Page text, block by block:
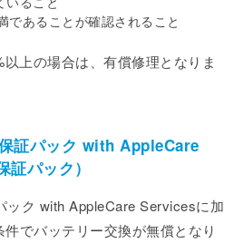
であることが確認されること
上の場合は、有償修理となりま
証パック with AppleCare
パック）
ック with AppleCare Servicesに加
でバッテリー交換が無償となり